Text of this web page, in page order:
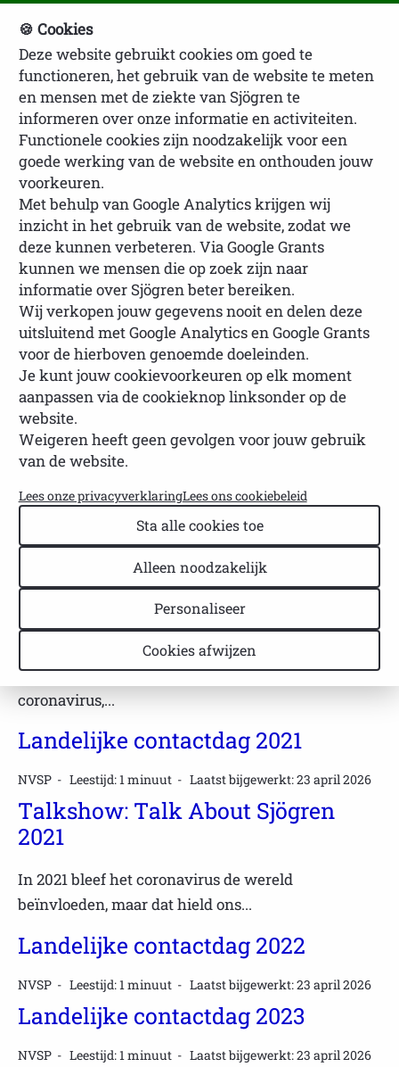
NVSP Ledenlogin
U bevindt zich hier: Homepage
Oude
artikelen
Landelijke contactdag 2020
Leestijd: 1 minuut Laatst bijgewerkt: 23 april 2026
Talkshow: Talk About Sjögren
2020
In 2020 stond de wereld op zijn kop door het
coronavirus,...
Landelijke contactdag 2021
NVSP Leestijd: 1 minuut Laatst bijgewerkt: 23 april 2026
Talkshow: Talk About Sjögren
2021
In 2021 bleef het coronavirus de wereld
beïnvloeden, maar dat hield ons...
Landelijke contactdag 2022
NVSP Leestijd: 1 minuut Laatst bijgewerkt: 23 april 2026
Landelijke contactdag 2023
NVSP Leestijd: 1 minuut Laatst bijgewerkt: 23 april 2026
🍪 Cookies
Deze website gebruikt cookies om goed te
functioneren, het gebruik van de website te meten
en mensen met de ziekte van Sjögren te
informeren over onze informatie en activiteiten.
Functionele cookies zijn noodzakelijk voor een
goede werking van de website en onthouden jouw
voorkeuren.
Met behulp van Google Analytics krijgen wij
inzicht in het gebruik van de website, zodat we
deze kunnen verbeteren. Via Google Grants
kunnen we mensen die op zoek zijn naar
informatie over Sjögren beter bereiken.
Wij verkopen jouw gegevens nooit en delen deze
uitsluitend met Google Analytics en Google Grants
voor de hierboven genoemde doeleinden.
Je kunt jouw cookievoorkeuren op elk moment
aanpassen via de cookieknop linksonder op de
website.
Weigeren heeft geen gevolgen voor jouw gebruik
van de website.
Lees onze privacyverklaringLees ons cookiebeleid
Sta alle cookies toe
Alleen noodzakelijk
Personaliseer
Cookies afwijzen